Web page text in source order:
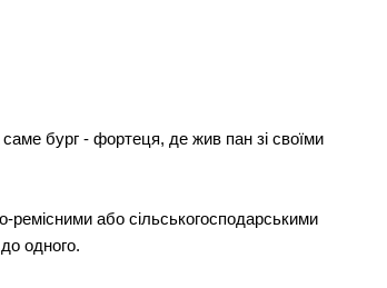
бург - фортеця, де жив пан зі своїми
ремісними або сільськогосподарськими
одного.